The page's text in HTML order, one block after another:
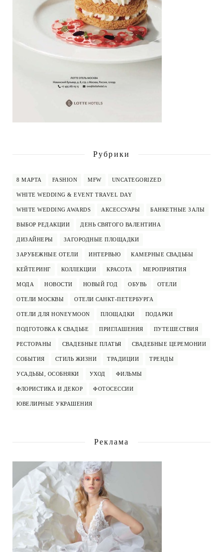
Рубрики
8 МАРТА FASHION MFW UNCATEGORIZED
WHITE WEDDING & EVENT TRAVEL DAY
WHITE WEDDING AWARDS АКСЕССУАРЫ БАНКЕТНЫЕ ЗАЛЫ
ВЫБОР РЕДАКЦИИ ДЕНЬ СВЯТОГО ВАЛЕНТИНА
ДИЗАЙНЕРЫ ЗАГОРОДНЫЕ ПЛОЩАДКИ
ЗАРУБЕЖНЫЕ ОТЕЛИ ИНТЕРВЬЮ КАМЕРНЫЕ СВАДЬБЫ
КЕЙТЕРИНГ КОЛЛЕКЦИИ КРАСОТА МЕРОПРИЯТИЯ
МОДА НОВОСТИ НОВЫЙ ГОД ОБУВЬ ОТЕЛИ
ОТЕЛИ МОСКВЫ ОТЕЛИ САНКТ-ПЕТЕРБУРГА
ОТЕЛИ ДЛЯ HONEYMOON ПЛОЩАДКИ ПОДАРКИ
ПОДГОТОВКА К СВАДЬБЕ ПРИГЛАШЕНИЯ ПУТЕШЕСТВИЯ
РЕСТОРАНЫ СВАДЕБНЫЕ ПЛАТЬЯ СВАДЕБНЫЕ ЦЕРЕМОНИИ
СОБЫТИЯ СТИЛЬ ЖИЗНИ ТРАДИЦИИ ТРЕНДЫ
УСАДЬБЫ, ОСОБНЯКИ УХОД ФИЛЬМЫ
ФЛОРИСТИКА И ДЕКОР ФОТОСЕССИИ
ЮВЕЛИРНЫЕ УКРАШЕНИЯ
Реклама